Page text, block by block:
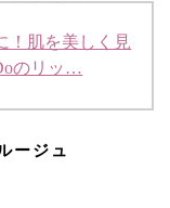
！肌を美しく見
のリッ…
ージュ